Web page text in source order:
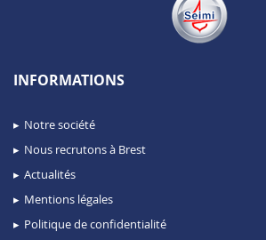
INFORMATIONS
Notre société
Nous recrutons à Brest
Actualités
Mentions légales
Politique de confidentialité